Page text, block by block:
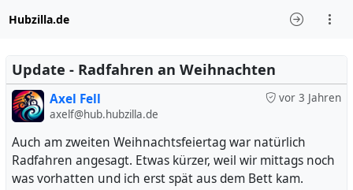
Hubzilla.de
Update - Radfahren an Weihnachten
vor 3 Jahren
Axel Fell
axelf@hub.hubzilla.de
Auch am zweiten Weihnachtsfeiertag war natürlich
Radfahren angesagt. Etwas kürzer, weil wir mittags noch
was vorhatten und ich erst spät aus dem Bett kam.